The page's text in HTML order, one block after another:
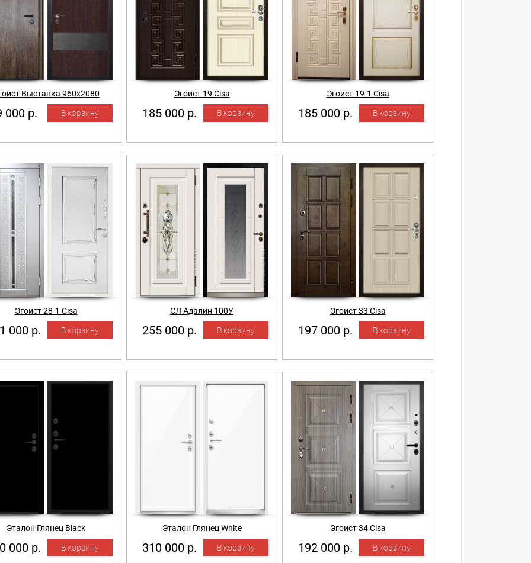
Выставка 960х2080
000 р.
Эгоист 19 Cisa
185 000 р.
Эгоист 19-1 Cisa
185 000 р.
Эгоист 28-1 Cisa
000 р.
СЛ Адалин 100У
255 000 р.
Эгоист 33 Cisa
197 000 р.
Эталон Глянец Black
000 р.
Эталон Глянец White
310 000 р.
Эгоист 34 Cisa
192 000 р.